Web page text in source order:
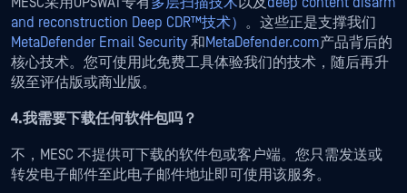
and reconstruction Deep CDR™技术） 。这些正是支撑我们
MetaDefender Email Security和MetaDefender.com产品背后的
核心技术。您可使用此免费工具体验我们的技术，随后再升
级至评估版或商业版。
4.我需要下载任何软件包吗？
不，MESC 不提供可下载的软件包或客户端。您只需发送或
转发电子邮件至此电子邮件地址即可使用该服务。